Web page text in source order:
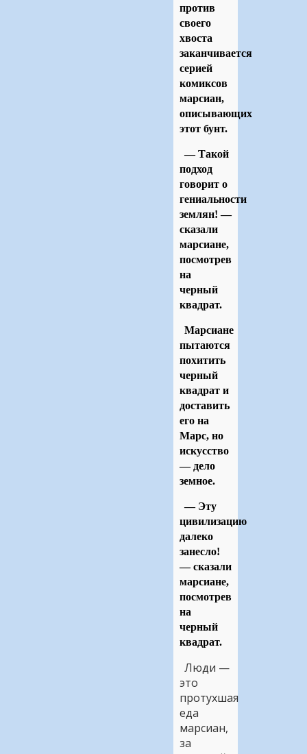
против
своего
хвоста
заканчивается
серией
комиксов
марсиан,
описывающих
этот бунт.
— Такой
подход
говорит о
гениальности
землян! —
сказали
марсиане,
посмотрев
на
черный
квадрат.
Марсиане
пытаются
похитить
черный
квадрат и
доставить
его на
Марс, но
искусство
— дело
земное.
— Эту
цивилизацию
далеко
занесло!
— сказали
марсиане,
посмотрев
на
черный
квадрат.
Люди —
это
протухшая
еда
марсиан,
за